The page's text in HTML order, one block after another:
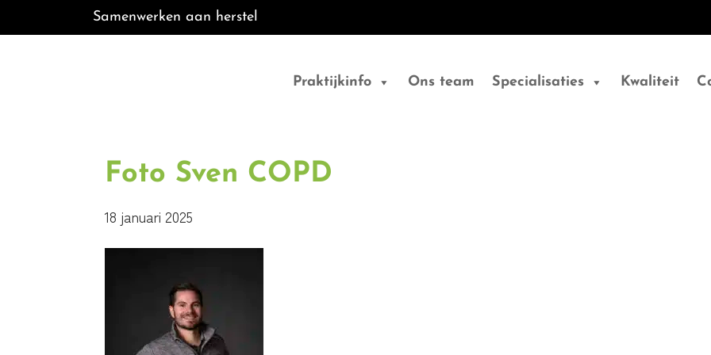
Samenwerken aan herstel
Praktijkinfo Ons team Specialisaties Kwaliteit
Foto Sven COPD
18 januari 2025